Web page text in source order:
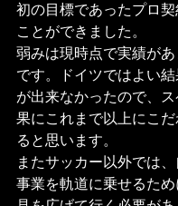
初の目標であったプロ
ことができました。
弱みは現時点で実績が
です。ドイツではよい
が出来なかったので、
果にこれまで以上にこ
ると思います。
またサッカー以外では
事業を軌道に乗せるた